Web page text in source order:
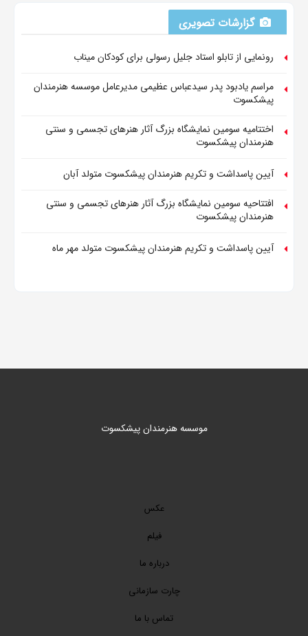
گزارشات تصویری
رونمایی از تابلو استاد جلیل رسولی برای کودکان میناب
مراسم یادبود پدر سیدعباس عظیمی مدیرعامل موسسه هنرمندان
پیشکسوت
اختتامیه سومین نمایشگاه بزرگ آثار هنرهای تجسمی و سنتی
هنرمندان پیشکسوت
آیین پاسداشت و تکریم هنرمندان پیشکسوت متولد آبان
افتتاحیه سومین نمایشگاه بزرگ آثار هنرهای تجسمی و سنتی
هنرمندان پیشکسوت
آیین پاسداشت و تکریم هنرمندان پیشکسوت متولد مهر ماه
موسسه هنرمندان پیشکسوت
عکس
فیلم
درباره ما
چارت سازمانی
تماس با ما